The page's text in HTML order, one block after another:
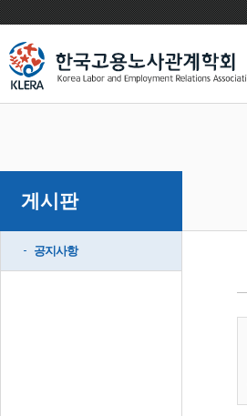
게시판
공지사항